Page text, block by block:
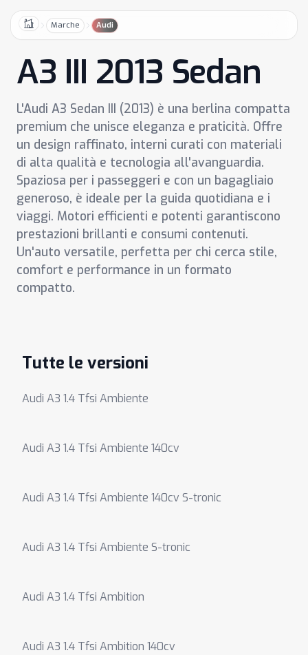
HomeMarche Audi
A3 III 2013 Sedan
L'Audi A3 Sedan III (2013) è una berlina compatta
premium che unisce eleganza e praticità. Offre
un design raffinato, interni curati con materiali
di alta qualità e tecnologia all'avanguardia.
Spaziosa per i passeggeri e con un bagagliaio
generoso, è ideale per la guida quotidiana e i
viaggi. Motori efficienti e potenti garantiscono
prestazioni brillanti e consumi contenuti.
Un'auto versatile, perfetta per chi cerca stile,
comfort e performance in un formato
compatto.
Tutte le versioni
Audi A3 1.4 Tfsi Ambiente
Audi A3 1.4 Tfsi Ambiente 140cv
Audi A3 1.4 Tfsi Ambiente 140cv S-tronic
Audi A3 1.4 Tfsi Ambiente S-tronic
Audi A3 1.4 Tfsi Ambition
Audi A3 1.4 Tfsi Ambition 140cv